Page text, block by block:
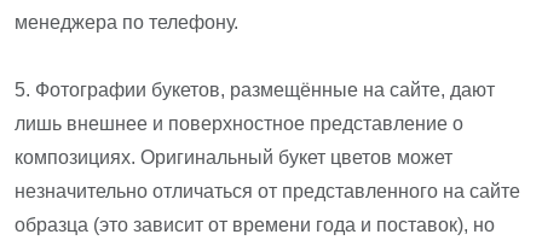
менеджера по телефону.
5. Фотографии букетов, размещённые на сайте, дают
лишь внешнее и поверхностное представление о
композициях. Оригинальный букет цветов может
незначительно отличаться от представленного на сайте
образца (это зависит от времени года и поставок), но